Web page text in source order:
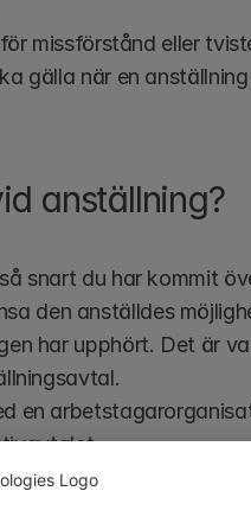
missförstånd eller
gälla när en
anställning?
snart du har kommit
den anställdes
har upphört. Det är
en